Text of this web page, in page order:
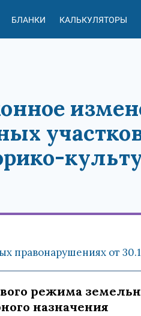
БЛАНКИ КАЛЬКУЛЯТОРЫ
правонарушениях от
режима
назначения